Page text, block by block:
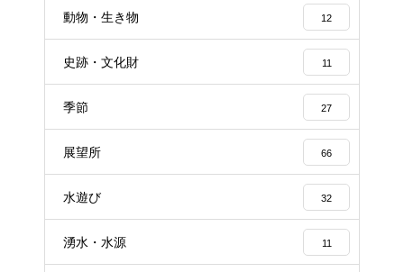
動物・生き物 12
史跡・文化財 11
季節 27
展望所 66
水遊び 32
湧水・水源 11